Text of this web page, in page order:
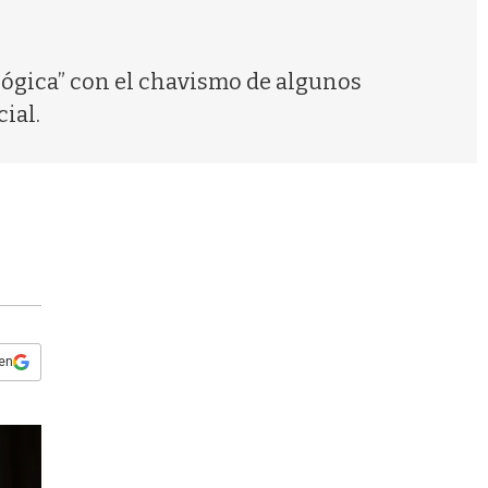
con el chavismo de algunos